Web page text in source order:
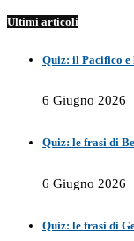
Ultimi articoli
Quiz: il Pacifico
6 Giugno 2026
Quiz: le frasi di
6 Giugno 2026
Quiz: le frasi di